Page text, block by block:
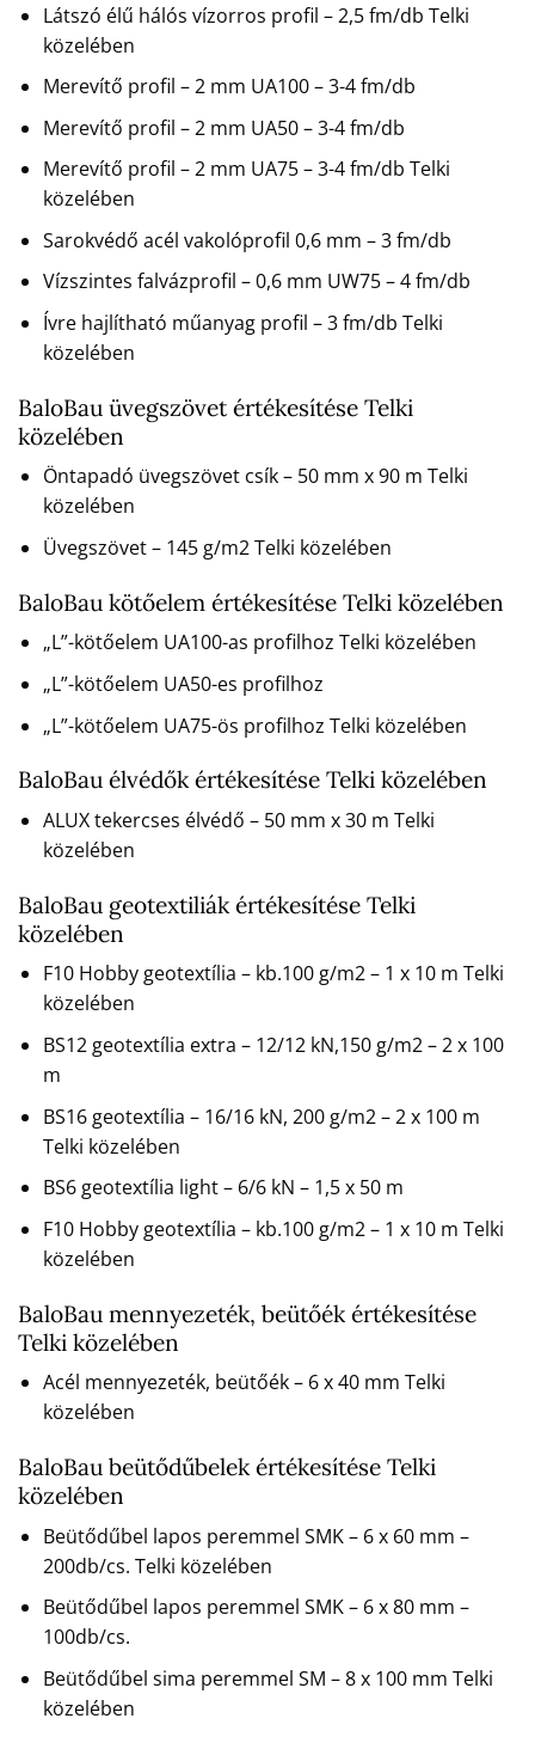
Látszó élű hálós vízorros profil – 2,5 fm/db Telki
közelében
Merevítő profil – 2 mm UA100 – 3-4 fm/db
Merevítő profil – 2 mm UA50 – 3-4 fm/db
Merevítő profil – 2 mm UA75 – 3-4 fm/db Telki
közelében
Sarokvédő acél vakolóprofil 0,6 mm – 3 fm/db
Vízszintes falvázprofil – 0,6 mm UW75 – 4 fm/db
Ívre hajlítható műanyag profil – 3 fm/db Telki
közelében
BaloBau üvegszövet értékesítése Telki
közelében
Öntapadó üvegszövet csík – 50 mm x 90 m Telki
közelében
Üvegszövet – 145 g/m2 Telki közelében
BaloBau kötőelem értékesítése Telki közelében
„L”-kötőelem UA100-as profilhoz Telki közelében
„L”-kötőelem UA50-es profilhoz
„L”-kötőelem UA75-ös profilhoz Telki közelében
BaloBau élvédők értékesítése Telki közelében
ALUX tekercses élvédő – 50 mm x 30 m Telki
közelében
BaloBau geotextiliák értékesítése Telki
közelében
F10 Hobby geotextília – kb.100 g/m2 – 1 x 10 m Telki
közelében
BS12 geotextília extra – 12/12 kN,150 g/m2 – 2 x 100
m
BS16 geotextília – 16/16 kN, 200 g/m2 – 2 x 100 m
Telki közelében
BS6 geotextília light – 6/6 kN – 1,5 x 50 m
F10 Hobby geotextília – kb.100 g/m2 – 1 x 10 m Telki
közelében
BaloBau mennyezeték, beütőék értékesítése
Telki közelében
Acél mennyezeték, beütőék – 6 x 40 mm Telki
közelében
BaloBau beütődűbelek értékesítése Telki
közelében
Beütődűbel lapos peremmel SMK – 6 x 60 mm –
200db/cs. Telki közelében
Beütődűbel lapos peremmel SMK – 6 x 80 mm –
100db/cs.
Beütődűbel sima peremmel SM – 8 x 100 mm Telki
közelében